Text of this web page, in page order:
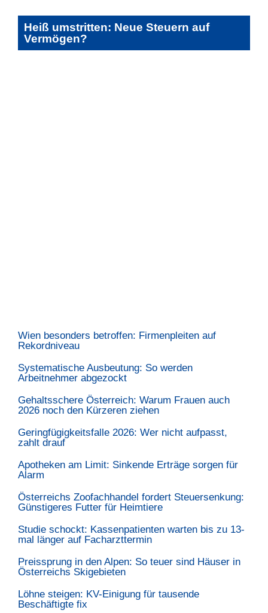
Heiß umstritten: Neue Steuern auf
Vermögen?
Wien besonders betroffen: Firmenpleiten auf
Rekordniveau
Systematische Ausbeutung: So werden
Arbeitnehmer abgezockt
Gehaltsschere Österreich: Warum Frauen auch
2026 noch den Kürzeren ziehen
Geringfügigkeitsfalle 2026: Wer nicht aufpasst,
zahlt drauf
Apotheken am Limit: Sinkende Erträge sorgen für
Alarm
Österreichs Zoofachhandel fordert Steuersenkung:
Günstigeres Futter für Heimtiere
Studie schockt: Kassenpatienten warten bis zu 13-
mal länger auf Facharzttermin
Preissprung in den Alpen: So teuer sind Häuser in
Österreichs Skigebieten
Löhne steigen: KV-Einigung für tausende
Beschäftigte fix